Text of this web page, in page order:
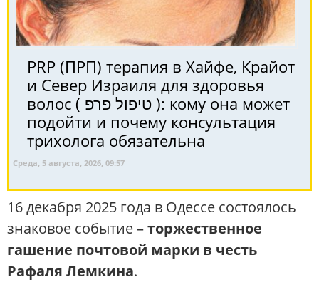
PRP (ПРП) терапия в Хайфе, Крайот
и Север Израиля для здоровья
волос ( טיפול פרפ ): кому она может
подойти и почему консультация
трихолога обязательна
Среда, 5 августа, 2026, 09:57
16 декабря 2025 года в Одессе состоялось
знаковое событие –торжественное
гашение почтовой марки в честь
Рафаля Лемкина.